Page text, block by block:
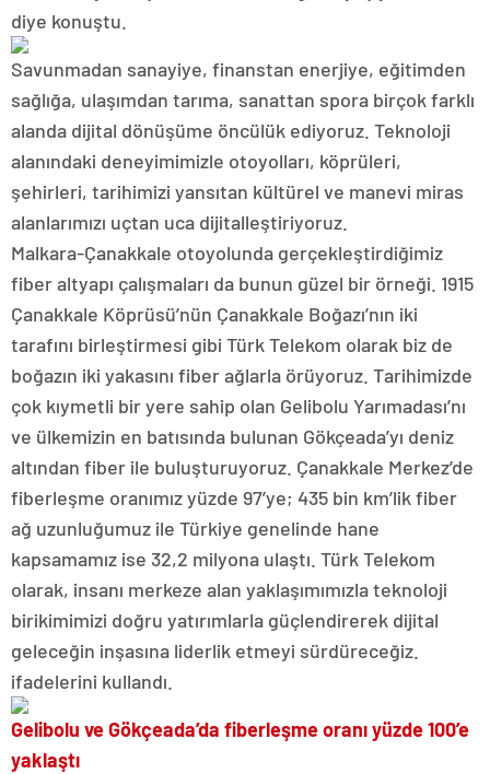
diye konuştu.
Savunmadan sanayiye, finanstan enerjiye, eğitimden
sağlığa, ulaşımdan tarıma, sanattan spora birçok farklı
alanda dijital dönüşüme öncülük ediyoruz. Teknoloji
alanındaki deneyimimizle otoyolları, köprüleri,
şehirleri, tarihimizi yansıtan kültürel ve manevi miras
alanlarımızı uçtan uca dijitalleştiriyoruz.
Malkara-Çanakkale otoyolunda gerçekleştirdiğimiz
fiber altyapı çalışmaları da bunun güzel bir örneği. 1915
Çanakkale Köprüsü’nün Çanakkale Boğazı’nın iki
tarafını birleştirmesi gibi Türk Telekom olarak biz de
boğazın iki yakasını fiber ağlarla örüyoruz. Tarihimizde
çok kıymetli bir yere sahip olan Gelibolu Yarımadası’nı
ve ülkemizin en batısında bulunan Gökçeada’yı deniz
altından fiber ile buluşturuyoruz. Çanakkale Merkez’de
fiberleşme oranımız yüzde 97’ye; 435 bin km’lik fiber
ağ uzunluğumuz ile Türkiye genelinde hane
kapsamamız ise 32,2 milyona ulaştı. Türk Telekom
olarak, insanı merkeze alan yaklaşımımızla teknoloji
birikimimizi doğru yatırımlarla güçlendirerek dijital
geleceğin inşasına liderlik etmeyi sürdüreceğiz.
ifadelerini kullandı.
Gelibolu ve Gökçeada’da fiberleşme oranı yüzde 100’e
yaklaştı